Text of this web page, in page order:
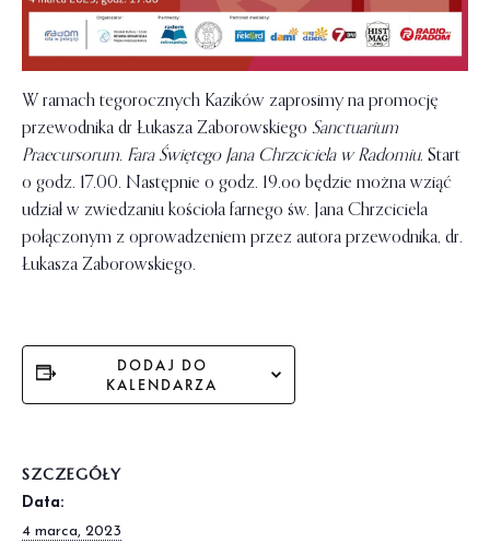
W ramach tegorocznych Kazików zaprosimy na promocję
przewodnika dr Łukasza Zaborowskiego Sanctuarium
Praecursorum. Fara Świętego Jana Chrzciciela w Radomiu. Start
o godz. 17.00. Następnie o godz. 19.oo będzie można wziąć
udział w zwiedzaniu kościoła farnego św. Jana Chrzciciela
połączonym z oprowadzeniem przez autora przewodnika, dr.
Łukasza Zaborowskiego.
DODAJ DO
KALENDARZA
SZCZEGÓŁY
Data:
4 marca, 2023